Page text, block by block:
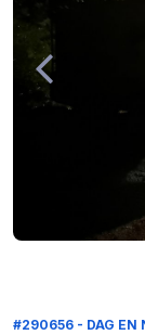
#290656 - DAG EN